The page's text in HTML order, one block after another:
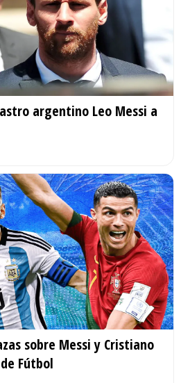
argentino Leo Messi a
sobre Messi y Cristiano
Fútbol